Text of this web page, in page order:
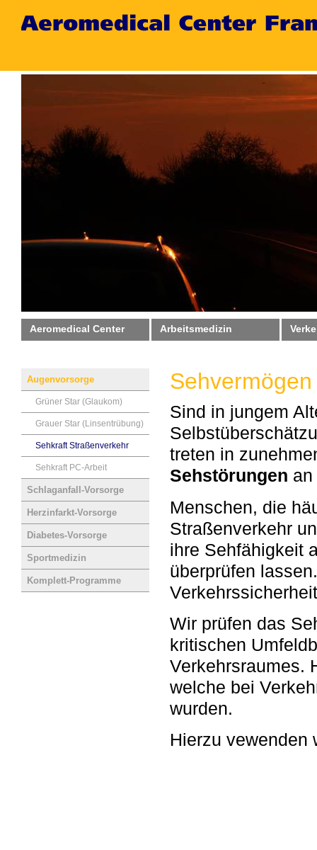
Aeromedical Center Arbeitsmedizin
Augenvorsorge
Grüner Star (Glaukom)
Grauer Star (Linsentrübung)
Sehkraft Straßenverkehr
Sehkraft PC-Arbeit
Schlaganfall-Vorsorge
Herzinfarkt-Vorsorge
Diabetes-Vorsorge
Sportmedizin
Komplett-Programme
Sind in jungem
treten in
Sehstörungen
Menschen, die
Straßenverkehr
ihre Sehfähigkeit
überprüfen
Wir prüfen das
kritischen
Verkehrsraumes.
welche bei
wurden.
Hierzu vewenden